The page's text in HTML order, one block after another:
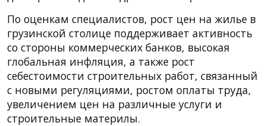
По оценкам специалистов, рост цен на жилье в
грузинской столице поддерживает активность
со стороны коммерческих банков, высокая
глобальная инфляция, а также рост
себестоимости строительных работ, связанный
с новыми регуляциями, ростом оплаты труда,
увеличением цен на различные услуги и
строительные материлы.